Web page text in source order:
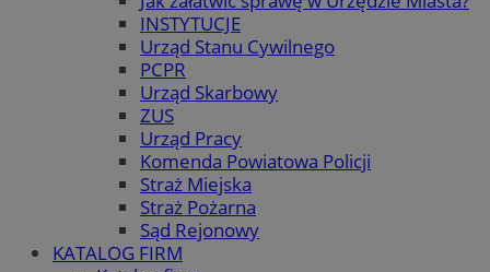
INSTYTUCJE
Urząd Stanu Cywilnego
PCPR
Urząd Skarbowy
ZUS
Urząd Pracy
Komenda Powiatowa Policji
Straż Miejska
Straż Pożarna
Sąd Rejonowy
KATALOG FIRM